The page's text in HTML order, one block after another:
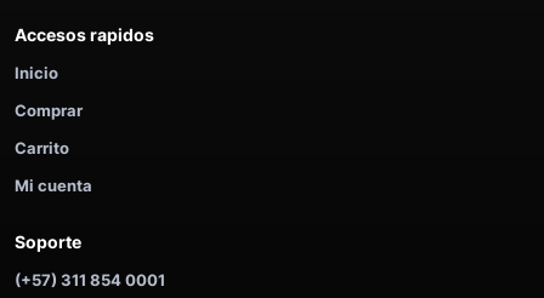
Accesos rapidos
Inicio
Comprar
Carrito
Mi cuenta
Soporte
(+57) 311 854 0001